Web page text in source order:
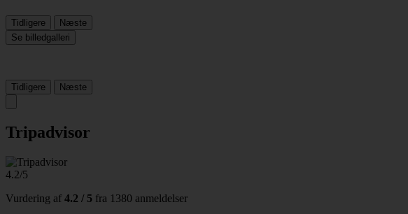
Tidligere
Næste
Se billedgalleri
Tidligere Næste
Tripadvisor
4.2/5
Vurdering af 4.2 / 5 fra 1380 anmeldelser